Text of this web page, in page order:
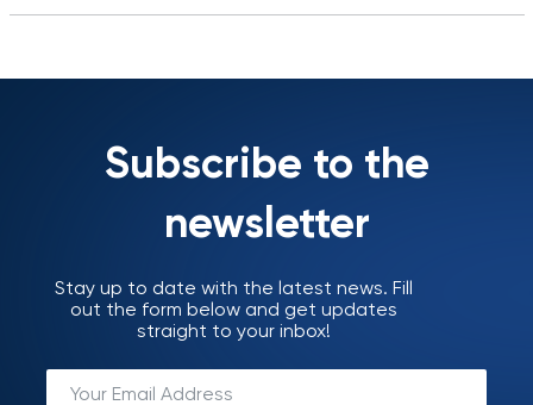
Subscribe to the
newsletter
Stay up to date with the latest news. Fill
out the form below and get updates
straight to your inbox!